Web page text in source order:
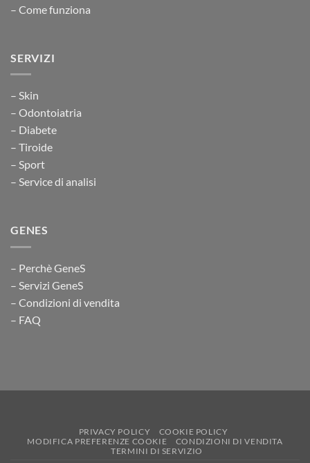
– Come funziona
SERVIZI
– Skin
– Odontoiatria
– Diabete
– Tiroide
– Sport
– Service di analisi
GENES
– Perchè GeneS
– Servizi GeneS
– Condizioni di vendita
– FAQ
PRIVACY POLICY
COOKIE POLICY
MODIFICA PREFERENZE COOKIE
CONDIZIONI DI VENDITA
TERMINI DI SERVIZIO